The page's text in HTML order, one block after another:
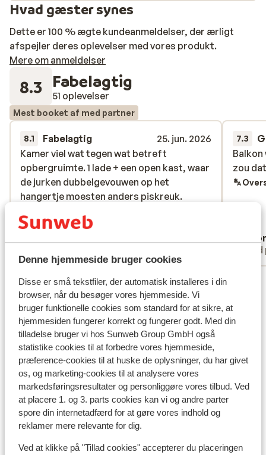
Denne hjemmeside bruger cookies
Disse er små tekstfiler, der automatisk installeres i din
browser, når du besøger vores hjemmeside. Vi
bruger funktionelle cookies som standard for at sikre, at
hjemmesiden fungerer korrekt og fungerer godt. Med din
tilladelse bruger vi hos Sunweb Group GmbH også
statistike cookies til at forbedre vores hjemmeside,
præference-cookies til at huske de oplysninger, du har givet
os, og marketing-cookies til at analysere vores
markedsføringsresultater og personliggøre vores tilbud. Ved
at placere 1. og 3. parts cookies kan vi og andre parter
spore din internetadfærd for at gøre vores indhold og
reklamer mere relevante for dig.
Ved at klikke på "Tillad cookies" accepterer du placeringen
Hvad gæster synes
Dette er 100 % ægte kundeanmeldelser, der ærligt
afspejler deres oplevelser med vores produkt.
Mere om anmeldelser
8.3 Fabelagtig
51 oplevelser
Mest booket af med partner
8.1 Fabelagtig
25. jun. 2026
Kamer viel wat tegen wat betreft
opbergruimte. 1 lade + een open kast, waar
de jurken dubbelgevouwen op het
hangertje moesten anders piskreuk.
Kamer viel wat tegen wat betreft
opbergruimte. 1 lade + een open kast, waar
de jurken dubbelgevouwen op het
hangertje moesten anders piskreuk.
Oversæt til dansk (DA)
7.3
Balkon
zou
Balkon
zou
Se alle 51 anmeldelser
Lokation
Se på kort
I området